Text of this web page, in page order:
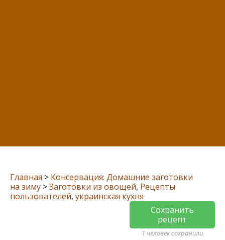
Главная > Консервация: Домашние заготовки
на зиму >Заготовки из овощей, Рецепты
пользователей, украинская кухня
Сохранить
рецепт
1 человек сохранили